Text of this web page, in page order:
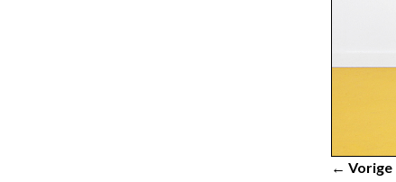
← Vorige